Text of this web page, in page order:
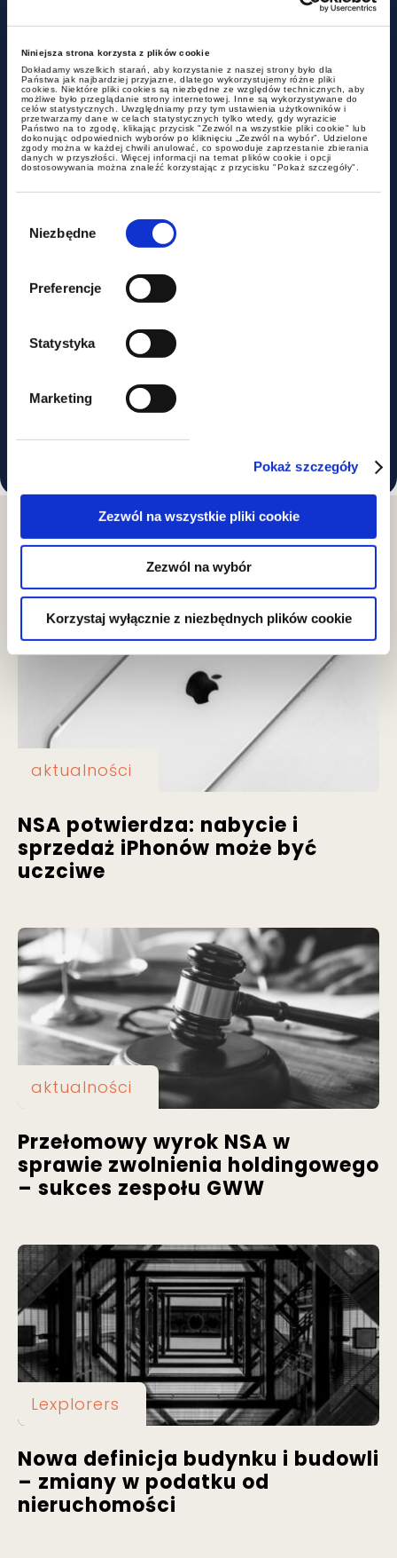
Niniejsza strona korzysta z plików cookie
Dokładamy wszelkich starań, aby korzystanie z naszej strony było dla
Państwa jak najbardziej przyjazne, dlatego wykorzystujemy różne pliki
cookies. Niektóre pliki cookies są niezbędne ze względów technicznych, aby
możliwe było przeglądanie strony internetowej. Inne są wykorzystywane do
celów statystycznych. Uwzględniamy przy tym ustawienia użytkowników i
przetwarzamy dane w celach statystycznych tylko wtedy, gdy wyrazicie
Państwo na to zgodę, klikając przycisk "Zezwól na wszystkie pliki cookie" lub
dokonując odpowiednich wyborów po kliknięciu „Zezwól na wybór”. Udzielone
zgody można w każdej chwili anulować, co spowoduje zaprzestanie zbierania
danych w przyszłości. Więcej informacji na temat plików cookie i opcji
dostosowywania można znaleźć korzystając z przycisku "Pokaż szczegóły".
zgody
Niezbędne
Preferencje
Statystyka
Marketing
Pokaż szczegóły
Zezwól na wszystkie pliki cookie
Zezwól na wybór
Korzystaj wyłącznie z niezbędnych plików cookie
klientów.
Wygrana przed NSA ws. wyroku dot.
zasad ustalenia kosztu uzyskania
Wyrok Trybunału Konstytucyjnego
zmienia podejście w zakresie związania z
prowadzeniem działalności
Aktualności
aktualności
NSA potwierdza: nabycie i
sprzedaż iPhonów może być
uczciwe
aktualności
Przełomowy wyrok NSA w
sprawie zwolnienia holdingowego
– sukces zespołu GWW
Lexplorers
Nowa definicja budynku i budowli
– zmiany w podatku od
nieruchomości